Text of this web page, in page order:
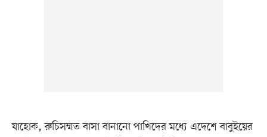
যাহোক, রুচিসম্মত বাসা বানানো পাখিদের মধ্যে এদেশে বাবুইয়ের